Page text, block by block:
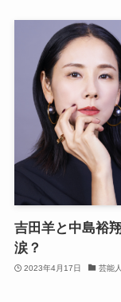
吉田羊と中島裕
涙？
2023年4月17日 芸能人